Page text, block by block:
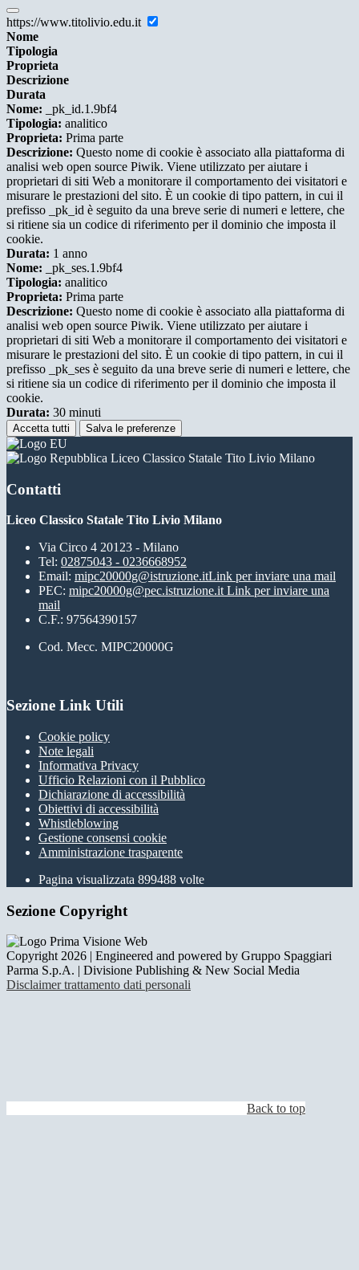
https://www.titolivio.edu.it
Nome
Tipologia
Proprieta
Descrizione
Durata
Nome: _pk_id.1.9bf4
Tipologia: analitico
Proprieta: Prima parte
Descrizione: Questo nome di cookie è associato alla piattaforma di
analisi web open source Piwik. Viene utilizzato per aiutare i
proprietari di siti Web a monitorare il comportamento dei visitatori e
misurare le prestazioni del sito. È un cookie di tipo pattern, in cui il
prefisso _pk_id è seguito da una breve serie di numeri e lettere, che
si ritiene sia un codice di riferimento per il dominio che imposta il
cookie.
Durata: 1 anno
Nome: _pk_ses.1.9bf4
Tipologia: analitico
Proprieta: Prima parte
Descrizione: Questo nome di cookie è associato alla piattaforma di
analisi web open source Piwik. Viene utilizzato per aiutare i
proprietari di siti Web a monitorare il comportamento dei visitatori e
misurare le prestazioni del sito. È un cookie di tipo pattern, in cui il
prefisso _pk_ses è seguito da una breve serie di numeri e lettere, che
si ritiene sia un codice di riferimento per il dominio che imposta il
cookie.
Durata: 30 minuti
Accetta tutti Salva le preferenze
Liceo Classico Statale Tito Livio Milano
Contatti
Liceo Classico Statale Tito Livio Milano
Via Circo 4 20123 - Milano
Tel: 02875043 - 0236668952
Email: mipc20000g@istruzione.itLink per inviare una mail
PEC: mipc20000g@pec.istruzione.itLink per inviare una
mail
C.F.: 97564390157
Cod. Mecc. MIPC20000G
Sezione Link Utili
Cookie policy
Note legali
Informativa Privacy
Ufficio Relazioni con il Pubblico
Dichiarazione di accessibilità
Obiettivi di accessibilità
Whistleblowing
Gestione consensi cookie
Amministrazione trasparente
Pagina visualizzata 899488 volte
Sezione Copyright
Copyright 2026 | Engineered and powered by Gruppo Spaggiari
Parma S.p.A. | Divisione Publishing & New Social Media
Disclaimer trattamento dati personali
Back to top